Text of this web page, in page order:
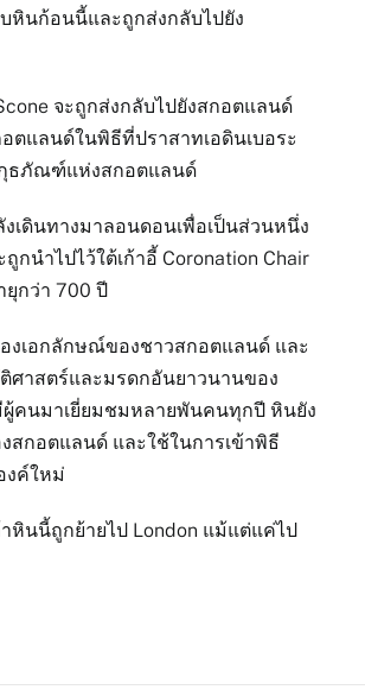
หินก้อนนี้และถูกส่งกลับไปยัง
จะถูกส่งกลับไปยังสกอตแลนด์
ตแลนด์ในพิธีที่ปราสาทเอดินเบอระ
กุธภัณฑ์แห่งสกอตแลนด์
เดินทางมาลอนดอนเพื่อเป็นส่วนหนึ่ง
กนำไปไว้ใต้เก้าอี้ Coronation Chair
ยุกว่า 700 ปี
เอกลักษณ์ของชาวสกอตแลนด์ และ
ศาสตร์และมรดกอันยาวนานของ
คนมาเยี่ยมชมหลายพันคนทุกปี หินยัง
กอตแลนด์ และใช้ในการเข้าพิธี
งค์ใหม่
หินนี้ถูกย้ายไป London แม้แต่แค่ไป